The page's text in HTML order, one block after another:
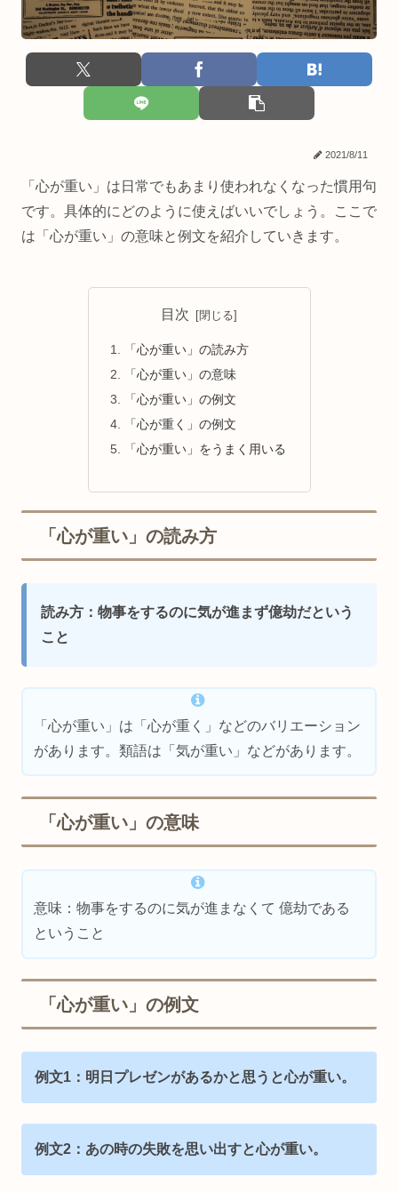
2021/8/11
「心が重い」は日常でもあまり使われなくなった慣用句
です。具体的にどのように使えばいいでしょう。ここで
は「心が重い」の意味と例文を紹介していきます。
目次
「心が重い」の読み方
「心が重い」の意味
「心が重い」の例文
「心が重く」の例文
「心が重い」をうまく用いる
「心が重い」の読み方
読み方：物事をするのに気が進まず億劫だという
こと
「心が重い」は「心が重く」などのバリエーション
があります。類語は「気が重い」などがあります。
「心が重い」の意味
意味：物事をするのに気が進まなくて 億劫である
ということ
「心が重い」の例文
例文1：明日プレゼンがあるかと思うと心が重い。
例文2：あの時の失敗を思い出すと心が重い。